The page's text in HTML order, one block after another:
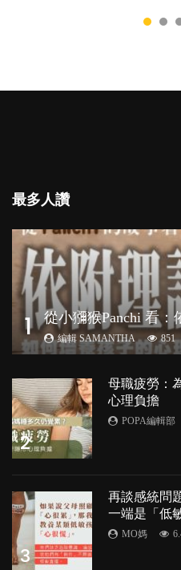
最多人讚
1 編輯 SAMANTHA 851
2
母職疲勞：
心理負擔
POPA編輯部
3
再談感統問
一端是「低
MO媽